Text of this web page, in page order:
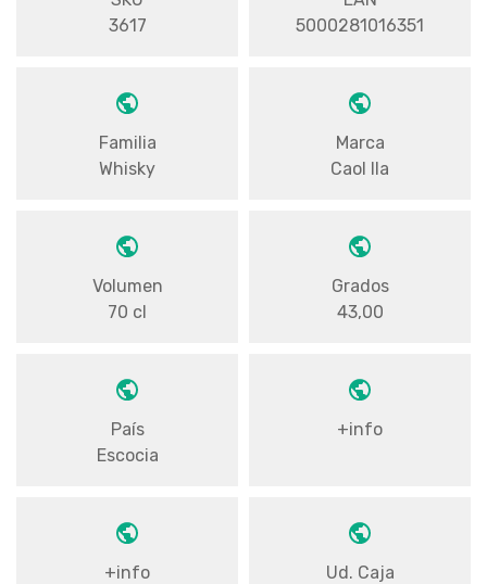
3617
5000281016351
Familia
Whisky
Marca
Caol Ila
Volumen
70 cl
Grados
43,00
País
Escocia
+info
+info
Ud. Caja